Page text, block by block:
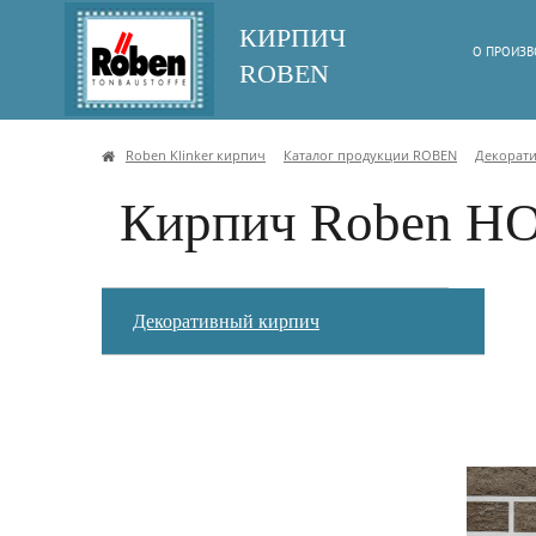
КИРПИЧ
ROBEN
О
Roben Klinker кирпич Каталог продукции ROBEN
Кирпич Roben
Декоративный кирпич